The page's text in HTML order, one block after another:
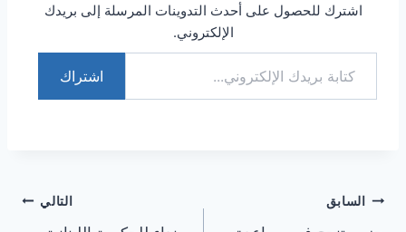
اشترك للحصول على أحدث التدوينات المرسلة إلى بريدك
الإلكتروني.
كتابة بريدك الإلكتروني...
اشتراك
تصفّح
السابق التالي